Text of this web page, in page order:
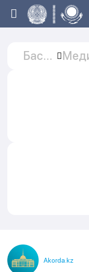
Басты
Akorda.kz